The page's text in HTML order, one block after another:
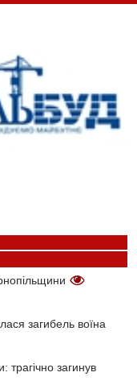
загибель воїна
загинув